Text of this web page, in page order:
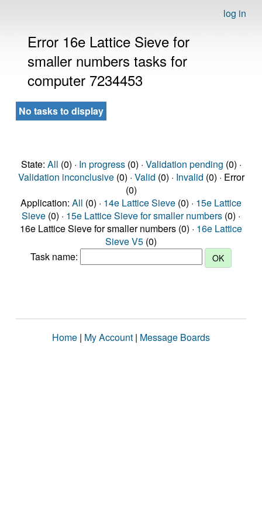
log in
Error 16e Lattice Sieve for
smaller numbers tasks for
computer 7234453
No tasks to display
State: All (0) · In progress(0) · Validation pending (0) ·
Validation inconclusive(0) · Valid (0) · Invalid (0) · Error
(0)
Application: All (0) · 14e Lattice Sieve (0) · 15e Lattice
Sieve (0) · 15e Lattice Sieve for smaller numbers (0) ·
16e Lattice Sieve for smaller numbers (0) · 16e Lattice
Sieve V5 (0)
Task name:
Home | My Account | Message Boards